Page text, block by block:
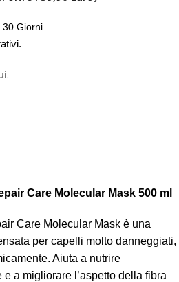
30 Giorni
.
Care Molecular Mask 500 ml
Care Molecular Mask è una
per capelli molto danneggiati,
Aiuta a nutrire
a migliorare l’aspetto della fibra